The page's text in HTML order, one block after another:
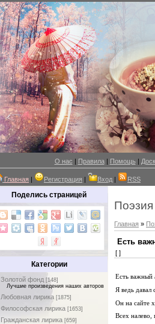
О нас | Правила| Помощь |
Главная | Регистрация | Вход | RSS
Поделись страницей
Категории
Золотой фонд [148]
Лучшие произведения наших авторов
Любовная лирика [1875]
Философская лирика [1653]
Гражданская лирика [659]
Поэзия
Главная »
Есть
[ ]
Есть
Я ведь давал
Он на сайте
Всех налево,